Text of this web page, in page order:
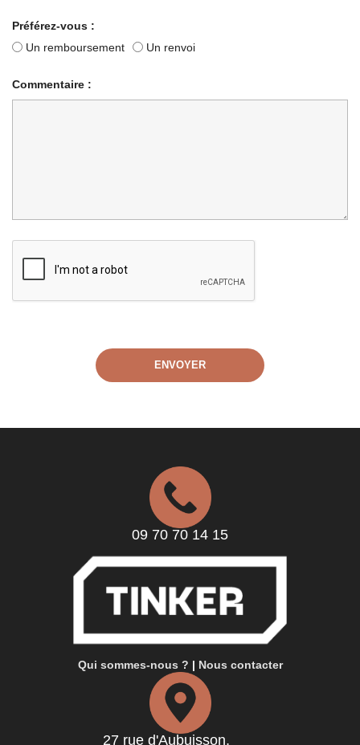
Préférez-vous :
Un remboursement
Un renvoi
Commentaire :
09 70 70 14 15
Qui sommes-nous ? | Nous contacter
27 rue d'Aubuisson,